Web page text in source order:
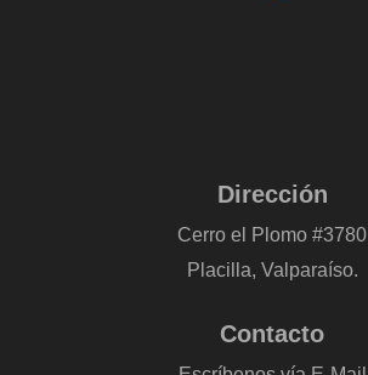
Dirección
Cerro el Plomo #3780
Placilla, Valparaíso.
Contacto